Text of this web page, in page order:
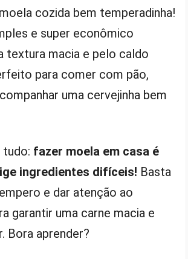
cozida bem temperadinha!
e super econômico
textura macia e pelo caldo
para comer com pão,
uma cervejinha bem
tudo: fazer moela em casa é
ingredientes difíceis! Basta
e dar atenção ao
garantir uma carne macia e
Bora aprender?